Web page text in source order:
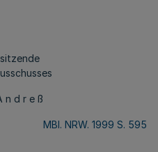
n d r e ß
MBl. NRW. 1999 S. 595